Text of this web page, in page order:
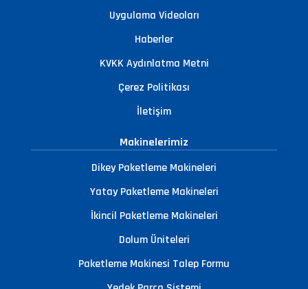
Uygulama Videoları
Haberler
KVKK Aydınlatma Metni
Çerez Politikası
İletişim
Makinelerimiz
Dikey Paketleme Makineleri
Yatay Paketleme Makineleri
İkincil Paketleme Makineleri
Dolum Üniteleri
Paketleme Makinesi Talep Formu